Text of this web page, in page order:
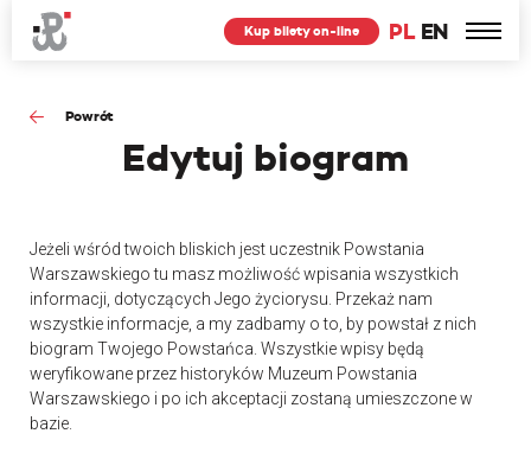
PL EN
Kup bilety on-line
Powrót
Edytuj biogram
Jeżeli wśród twoich bliskich jest uczestnik Powstania
Warszawskiego tu masz możliwość wpisania wszystkich
informacji, dotyczących Jego życiorysu. Przekaż nam
wszystkie informacje, a my zadbamy o to, by powstał z nich
biogram Twojego Powstańca. Wszystkie wpisy będą
weryfikowane przez historyków Muzeum Powstania
Warszawskiego i po ich akceptacji zostaną umieszczone w
bazie.